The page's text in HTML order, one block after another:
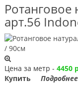
Ротанговое
арт.56
Цена за метр - 4450
Купить